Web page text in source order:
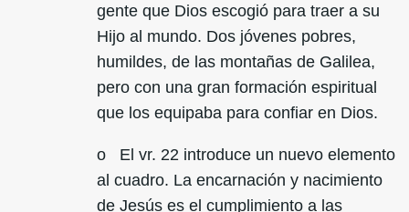
gente que Dios escogió para traer a su
Hijo al mundo. Dos jóvenes pobres,
humildes, de las montañas de Galilea,
pero con una gran formación espiritual
que los equipaba para confiar en Dios.
o El vr. 22 introduce un nuevo elemento
al cuadro. La encarnación y nacimiento
de Jesús es el cumplimiento a las